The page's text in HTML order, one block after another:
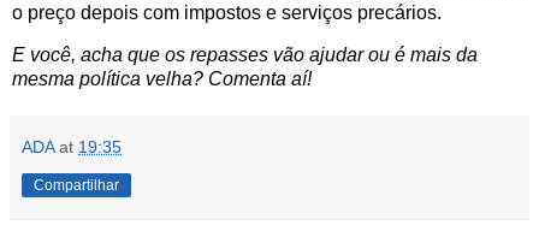
o preço depois com impostos e serviços precários.
E você, acha que os repasses vão ajudar ou é mais da
mesma política velha? Comenta aí!
ADA at 19:35
Compartilhar